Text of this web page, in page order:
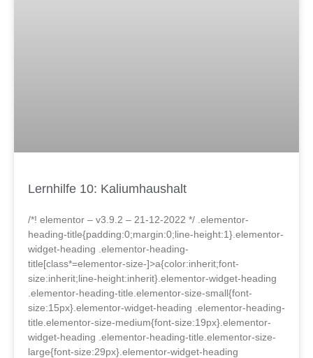
Lernhilfe 10: Kaliumhaushalt
/*! elementor – v3.9.2 – 21-12-2022 */ .elementor-
heading-title{padding:0;margin:0;line-height:1}.elementor-
widget-heading .elementor-heading-
title[class*=elementor-size-]>a{color:inherit;font-
size:inherit;line-height:inherit}.elementor-widget-heading
.elementor-heading-title.elementor-size-small{font-
size:15px}.elementor-widget-heading .elementor-heading-
title.elementor-size-medium{font-size:19px}.elementor-
widget-heading .elementor-heading-title.elementor-size-
large{font-size:29px}.elementor-widget-heading